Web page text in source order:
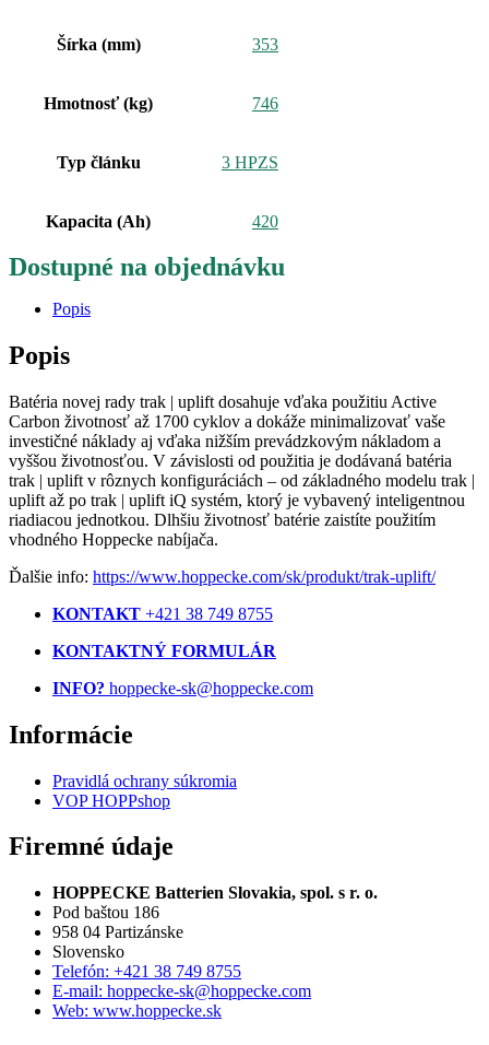
Šírka (mm) 353
Hmotnosť (kg) 746
Typ článku 3 HPZS
Kapacita (Ah) 420
Dostupné na objednávku
Popis
Popis
Batéria novej rady trak | uplift dosahuje vďaka použitiu Active
Carbon životnosť až 1700 cyklov a dokáže minimalizovať vaše
investičné náklady aj vďaka nižším prevádzkovým nákladom a
vyššou životnosťou. V závislosti od použitia je dodávaná batéria
trak | uplift v rôznych konfiguráciách – od základného modelu trak |
uplift až po trak | uplift iQ systém, ktorý je vybavený inteligentnou
riadiacou jednotkou. Dlhšiu životnosť batérie zaistíte použitím
vhodného Hoppecke nabíjača.
Ďalšie info: https://www.hoppecke.com/sk/produkt/trak-uplift/
KONTAKT +421 38 749 8755
KONTAKTNÝ FORMULÁR
INFO? hoppecke-sk@hoppecke.com
Informácie
Pravidlá ochrany súkromia
VOP HOPPshop
Firemné údaje
HOPPECKE Batterien Slovakia, spol. s r. o.
Pod baštou 186
958 04 Partizánske
Slovensko
Telefón: +421 38 749 8755
E-mail: hoppecke-sk@hoppecke.com
Web: www.hoppecke.sk